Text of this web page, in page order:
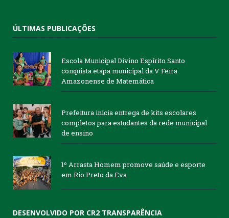
ÚLTIMAS PUBLICAÇÕES
Escola Municipal Divino Espírito Santo
conquista etapa municipal da V Feira
Amazonense de Matemática
Prefeitura inicia entrega de kits escolares
completos para estudantes da rede municipal
de ensino
1º Arrasta Homem promove saúde e esporte
em Rio Preto da Eva
DESENVOLVIDO POR CR2 TRANSPARÊNCIA